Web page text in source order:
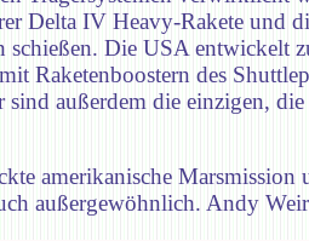
Delta IV Heavy-Rakete und
Die USA entwickelt
Raketenboostern des
außerdem die einzigen,
amerikanische
außergewöhnlich. Andy